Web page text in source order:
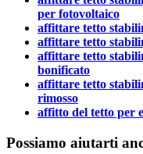
per fotovoltaico
affittare tetto
affittare tetto
affittare tetto
bonificato
affittare tetto
rimosso
affitto del tetto per
Possiamo aiutarti